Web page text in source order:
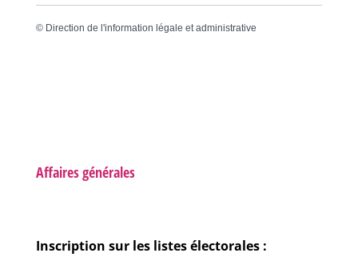
© Direction de l'information légale et administrative
Affaires générales
Inscription sur les listes électorales :